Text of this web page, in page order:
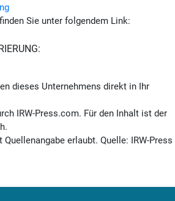
Sie unter folgendem Link:
dieses Unternehmens direkt in Ihr
IRW-Press.com. Für den Inhalt ist der
erlaubt. Quelle: IRW-Press